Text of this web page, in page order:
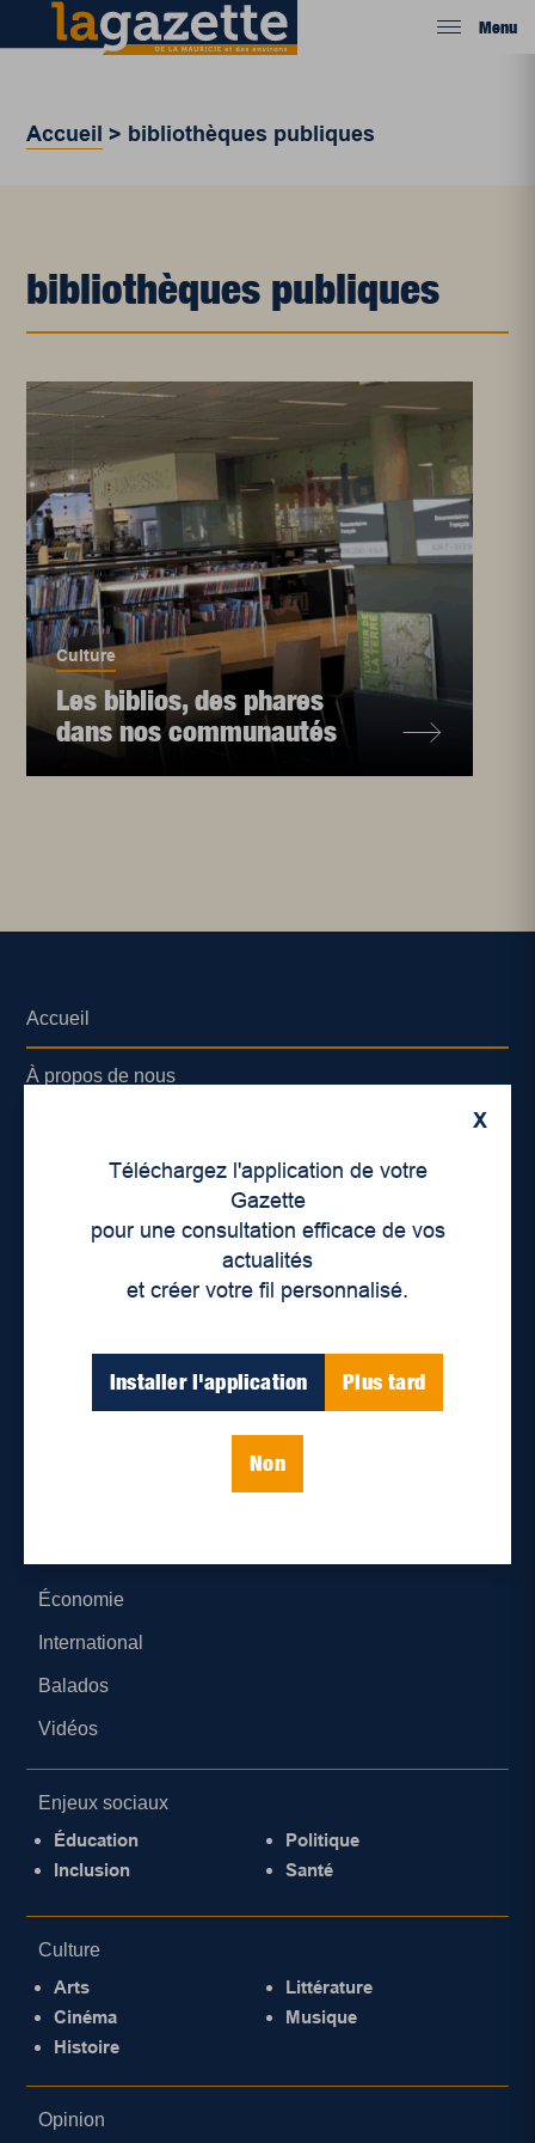
Menu
Accueil > bibliothèques publiques
bibliothèques publiques
Culture
Les biblios, des phares
dans nos communautés
X
Téléchargez l'application de votre
Gazette
pour une consultation efficace de vos
actualités
et créer votre fil personnalisé.
Installer l'application Plus tard
Non
Accueil
À propos de nous
Lieux de distribution
Économie
International
Balados
Vidéos
Enjeux sociaux
Éducation
Inclusion
Politique
Santé
Culture
Arts
Cinéma
Histoire
Littérature
Musique
Opinion